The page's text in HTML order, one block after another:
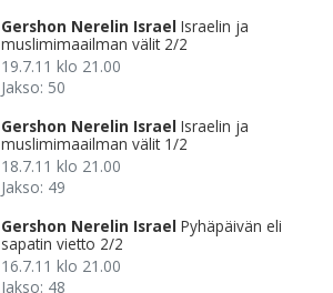
Gershon Nerelin Israel Israelin ja
muslimimaailman välit 2/2
19.7.11 klo 21.00
Jakso: 50
Gershon Nerelin Israel Israelin ja
muslimimaailman välit 1/2
18.7.11 klo 21.00
Jakso: 49
Gershon Nerelin Israel Pyhäpäivän eli
sapatin vietto 2/2
16.7.11 klo 21.00
Jakso: 48